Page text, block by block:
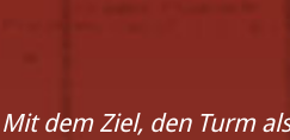
Mit dem Ziel, den Turm